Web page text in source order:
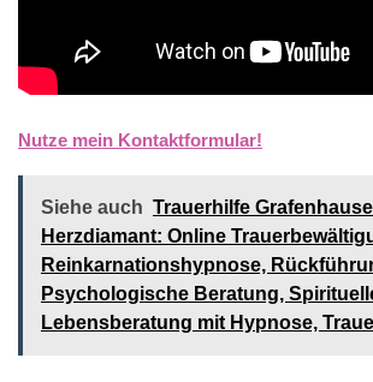
Nutze mein Kontaktformular!
Siehe auch Trauerhilfe
Herzdiamant: Online
Reinkarnationshypnose,
Psychologische Beratung,
Lebensberatung mit Hypnose,